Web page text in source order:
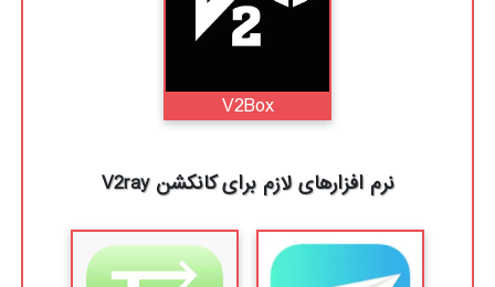
V2Box
نرم افزارهای لازم برای کانکشن V2ray